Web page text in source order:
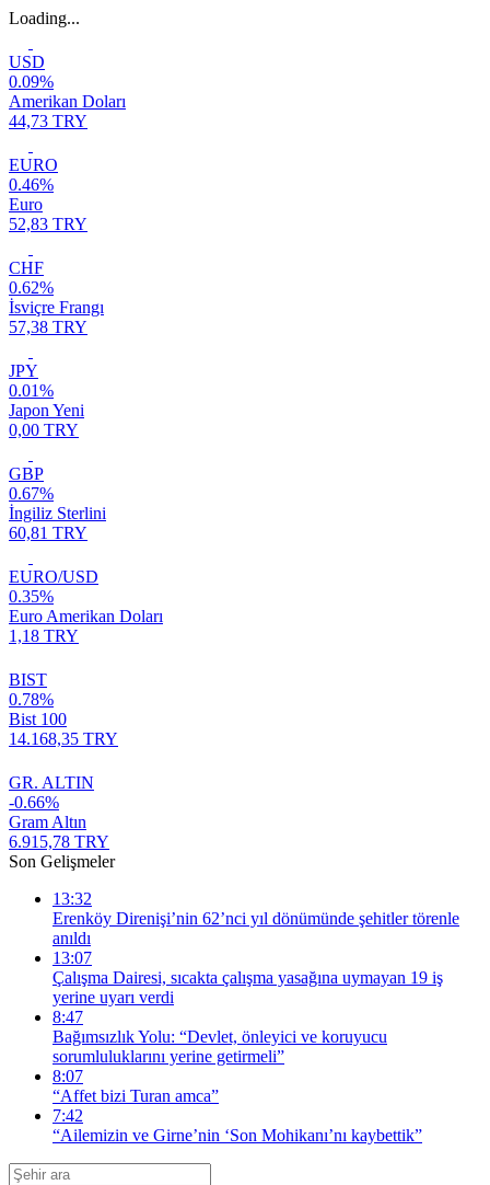
Loading...
USD
0.09%
Amerikan Doları
44,73 TRY
EURO
0.46%
Euro
52,83 TRY
CHF
0.62%
İsviçre Frangı
57,38 TRY
JPY
0.01%
Japon Yeni
0,00 TRY
GBP
0.67%
İngiliz Sterlini
60,81 TRY
EURO/USD
0.35%
Euro Amerikan Doları
1,18 TRY
BIST
0.78%
Bist 100
14.168,35 TRY
GR. ALTIN
-0.66%
Gram Altın
6.915,78 TRY
Son Gelişmeler
13:32
Erenköy Direnişi’nin 62’nci yıl dönümünde şehitler törenle
anıldı
13:07
Çalışma Dairesi, sıcakta çalışma yasağına uymayan 19 iş
yerine uyarı verdi
8:47
Bağımsızlık Yolu: “Devlet, önleyici ve koruyucu
sorumluluklarını yerine getirmeli”
8:07
“Affet bizi Turan amca”
7:42
“Ailemizin ve Girne’nin ‘Son Mohikanı’nı kaybettik”